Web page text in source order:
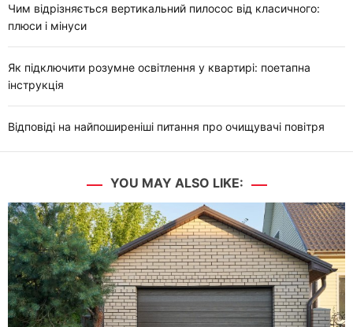
Чим відрізняється вертикальний пилосос від класичного:
плюси і мінуси
Як підключити розумне освітлення у квартирі: поетапна
інструкція
Відповіді на найпоширеніші питання про очищувачі повітря
YOU MAY ALSO LIKE: